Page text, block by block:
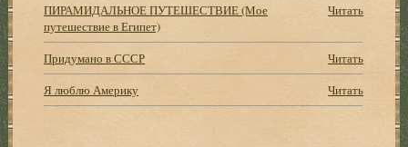
ПИРАМИДАЛЬНОЕ ПУТЕШЕСТВИЕ (Мое
путешествие в Египет)
Читать
Придумано в СССР
Читать
Я люблю Америку
Читать